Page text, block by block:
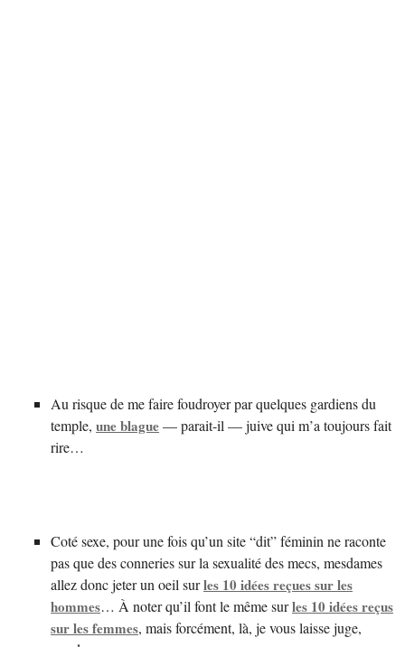
Au risque de me faire foudroyer par quelques gardiens du
temple,une blague— parait-il — juive qui m’a toujours fait
rire…
Coté sexe, pour une fois qu’un site “dit” féminin ne raconte
pas que des conneries sur la sexualité des mecs, mesdames
allez donc jeter un oeil surles 10 idées reçues sur les
hommes… À noter qu’il font le même surles 10 idées reçus
sur les femmes, mais forcément, là, je vous laisse juge,